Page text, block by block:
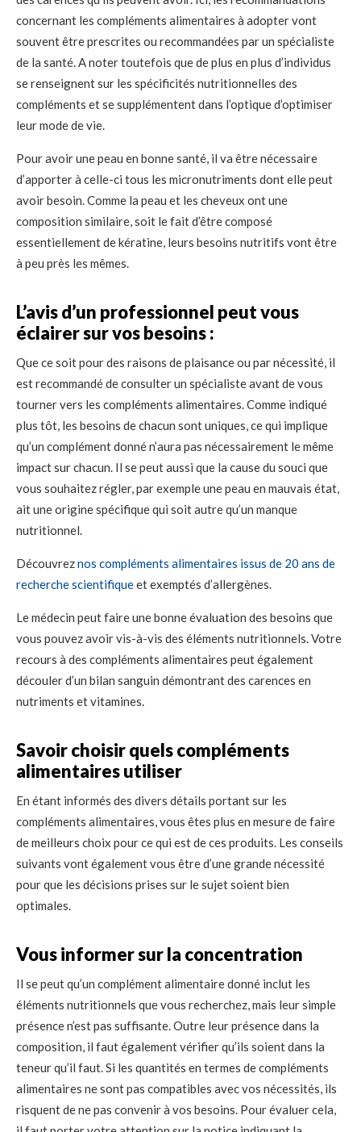
concernant les compléments alimentaires à adopter vont
souvent être prescrites ou recommandées par un spécialiste
de la santé. A noter toutefois que de plus en plus d’individus
se renseignent sur les spécificités nutritionnelles des
compléments et se supplémentent dans l’optique d’optimiser
leur mode de vie.
Pour avoir une peau en bonne santé, il va être nécessaire
d’apporter à celle-ci tous les micronutriments dont elle peut
avoir besoin. Comme la peau et les cheveux ont une
composition similaire, soit le fait d’être composé
essentiellement de kératine, leurs besoins nutritifs vont être
à peu près les mêmes.
L’avis d’un professionnel peut vous
éclairer sur vos besoins :
Que ce soit pour des raisons de plaisance ou par nécessité, il
est recommandé de consulter un spécialiste avant de vous
tourner vers les compléments alimentaires. Comme indiqué
plus tôt, les besoins de chacun sont uniques, ce qui implique
qu’un complément donné n’aura pas nécessairement le même
impact sur chacun. Il se peut aussi que la cause du souci que
vous souhaitez régler, par exemple une peau en mauvais état,
ait une origine spécifique qui soit autre qu’un manque
nutritionnel.
Découvreznos compléments alimentaires issus de 20 ans de
recherche scientifiqueet exemptés d’allergènes.
Le médecin peut faire une bonne évaluation des besoins que
vous pouvez avoir vis-à-vis des éléments nutritionnels. Votre
recours à des compléments alimentaires peut également
découler d’un bilan sanguin démontrant des carences en
nutriments et vitamines.
Savoir choisir quels compléments
alimentaires utiliser
En étant informés des divers détails portant sur les
compléments alimentaires, vous êtes plus en mesure de faire
de meilleurs choix pour ce qui est de ces produits. Les conseils
suivants vont également vous être d’une grande nécessité
pour que les décisions prises sur le sujet soient bien
optimales.
Vous informer sur la concentration
Il se peut qu’un complément alimentaire donné inclut les
éléments nutritionnels que vous recherchez, mais leur simple
présence n’est pas suffisante. Outre leur présence dans la
composition, il faut également vérifier qu’ils soient dans la
teneur qu’il faut. Si les quantités en termes de compléments
alimentaires ne sont pas compatibles avec vos nécessités, ils
risquent de ne pas convenir à vos besoins. Pour évaluer cela,